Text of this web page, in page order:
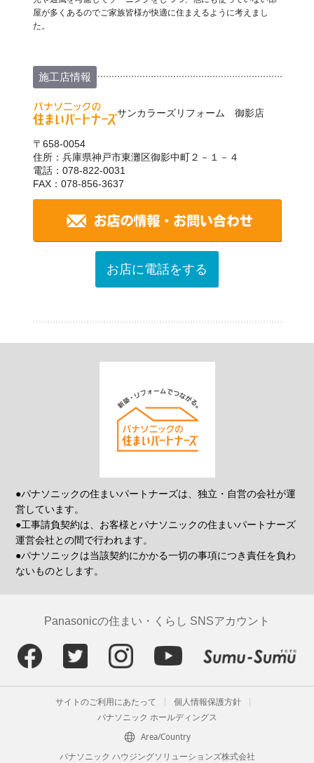
屋が多くあるのでご家族皆様が快適に住まえるように考えまし
た。
施工店情報
サンカラーズリフォーム 御影店
〒658-0054
住所：兵庫県神戸市東灘区御影中町２－１－４
電話：078-822-0031
FAX：078-856-3637
お店に電話をする
●パナソニックの住まいパートナーズは、独立・自営の会社が運
営しています。
●工事請負契約は、お客様とパナソニックの住まいパートナーズ
運営会社との間で行われます。
●パナソニックは当該契約にかかる一切の事項につき責任を負わ
ないものとします。
Panasonicの住まい・くらし SNSアカウント
サイトのご利用にあたって
個人情報保護方針
パナソニック ホールディングス
Area/Country
パナソニック ハウジングソリューションズ株式会社